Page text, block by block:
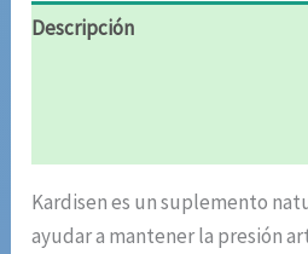
Descripción
Kardisen es un suplemento
ayudar a mantener la presión